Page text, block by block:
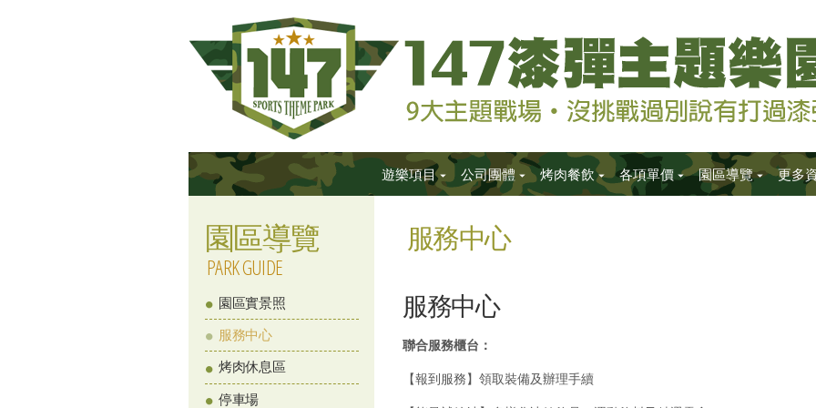
遊樂項目 公司團體 烤肉餐飲 各項單價 園區導覽 更多
園區導覽
PARK GUIDE
園區實景照
服務中心
烤肉休息區
停車場
服務中心
服務中心
聯合服務櫃台：
【報到服務】領取裝備及辦理手續